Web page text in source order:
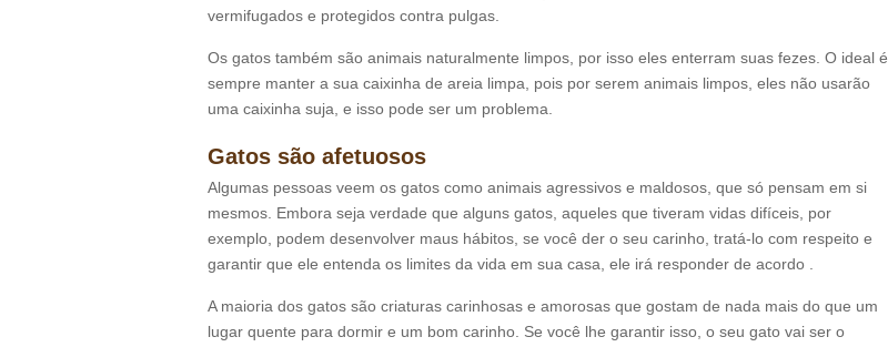
vermifugados e protegidos contra pulgas.
Os gatos também são animais naturalmente limpos, por isso eles enterram suas fezes. O ideal é
sempre manter a sua caixinha de areia limpa, pois por serem animais limpos, eles não usarão
uma caixinha suja, e isso pode ser um problema.
Gatos são afetuosos
Algumas pessoas veem os gatos como animais agressivos e maldosos, que só pensam em si
mesmos. Embora seja verdade que alguns gatos, aqueles que tiveram vidas difíceis, por
exemplo, podem desenvolver maus hábitos, se você der o seu carinho, tratá-lo com respeito e
garantir que ele entenda os limites da vida em sua casa, ele irá responder de acordo .
A maioria dos gatos são criaturas carinhosas e amorosas que gostam de nada mais do que um
lugar quente para dormir e um bom carinho. Se você lhe garantir isso, o seu gato vai ser o